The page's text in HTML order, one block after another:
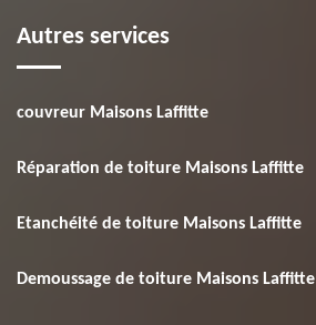
Autres services
couvreur Maisons Laffitte
Réparation de toiture Maisons Laffitte
Etanchéité de toiture Maisons Laffitte
Demoussage de toiture Maisons Laffitte